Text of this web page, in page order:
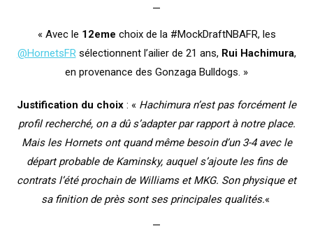
—
« Avec le 12eme choix de la #MockDraftNBAFR, les
@HornetsFRsélectionnent l’ailier de 21 ans, Rui Hachimura,
en provenance des Gonzaga Bulldogs. »
Justification du choix : « Hachimura n’est pas forcément le
profil recherché, on a dû s’adapter par rapport à notre place.
Mais les Hornets ont quand même besoin d’un 3-4 avec le
départ probable de Kaminsky, auquel s’ajoute les fins de
contrats l’été prochain de Williams et MKG. Son physique et
sa finition de près sont ses principales qualités.«
—